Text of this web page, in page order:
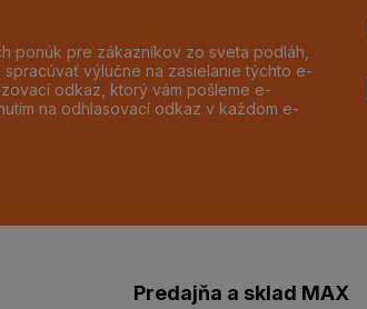
ponúk pre zákazníkov zo sveta podláh,
výlučne na zasielanie týchto e-
odkaz, ktorý vám pošleme e-
na odhlasovací odkaz v každom e-
Predajňa a sklad MAX